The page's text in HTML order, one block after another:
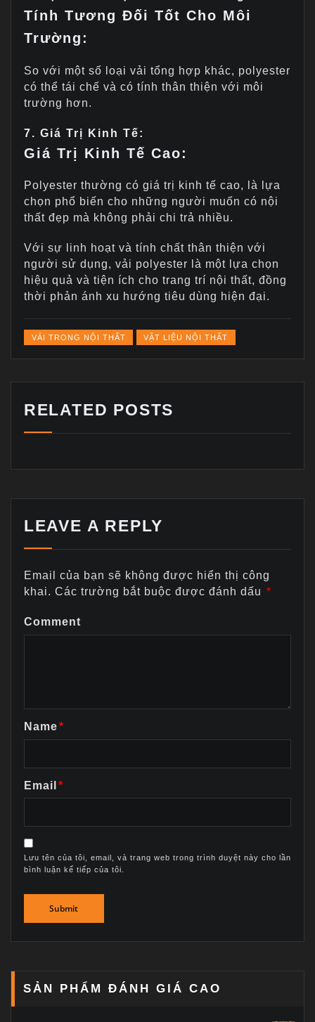
Tính Tương Đối Tốt Cho Môi
Trường:
So với một số loại vải tổng hợp khác, polyester
có thể tái chế và có tính thân thiện với môi
trường hơn.
7. Giá Trị Kinh Tế:
Giá Trị Kinh Tế Cao:
Polyester thường có giá trị kinh tế cao, là lựa
chọn phổ biến cho những người muốn có nội
thất đẹp mà không phải chi trả nhiều.
Với sự linh hoạt và tính chất thân thiện với
người sử dụng, vải polyester là một lựa chọn
hiệu quả và tiện ích cho trang trí nội thất, đồng
thời phản ánh xu hướng tiêu dùng hiện đại.
VẢI TRONG NỘI THẤT VẬT LIỆU NỘI THẤT
RELATED POSTS
LEAVE A REPLY
Email của bạn sẽ không được hiển thị công
khai. Các trường bắt buộc được đánh dấu *
Comment
Name*
Email *
Lưu tên của tôi, email, và trang web trong trình duyệt này cho lần
bình luận kế tiếp của tôi.
SẢN PHẨM ĐÁNH GIÁ CAO